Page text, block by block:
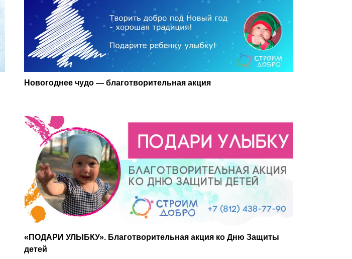
Новогоднее чудо — благотворительная акция
«ПОДАРИ УЛЫБКУ». Благотворительная акция ко Дню Защиты
детей